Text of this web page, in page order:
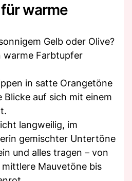
warme
Gelb oder Olive?
warme Farbtupfer
in satte Orangetöne
Blicke auf sich mit einem
langweilig, im
gemischter Untertöne
und alles tragen – von
Mauvetöne bis